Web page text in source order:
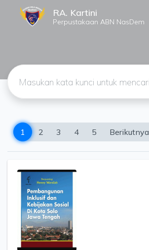
RA. Kartini
Perpustakaan ABN NasDem
1 2 3 4 5 Berikutnya